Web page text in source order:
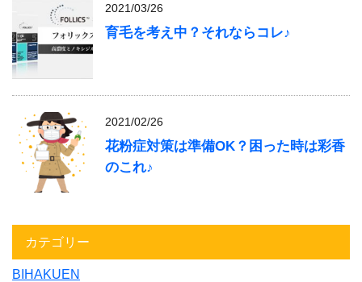
2021/03/26
育毛を考え中？それならコレ♪
2021/02/26
花粉症対策は準備OK？困った時は彩香
のこれ♪
カテゴリー
BIHAKUEN